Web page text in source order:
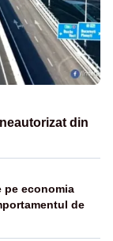
din
pe economia
de